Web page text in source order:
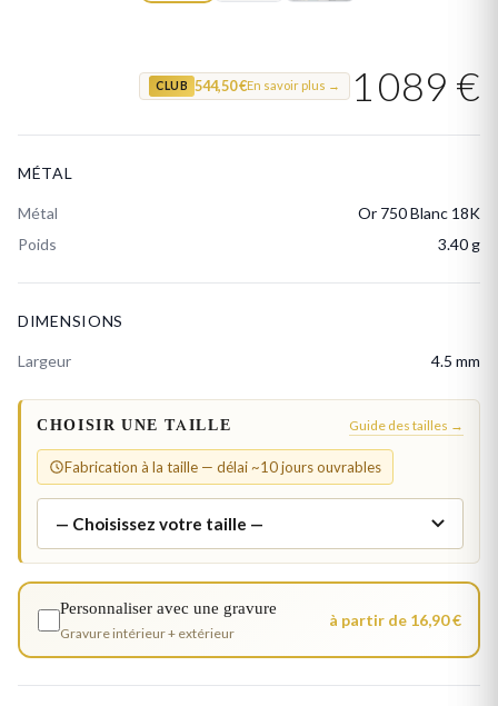
CLUB 544,50 €En savoir plus → 1 089 €
MÉTAL
Métal
Or 750 Blanc 18K
Poids
3.40 g
DIMENSIONS
Largeur 4.5 mm
CHOISIR UNE TAILLE Guide des tailles →
Fabrication à la taille — délai ~10 jours ouvrables
Personnaliser avec une gravure
Gravure intérieur + extérieur
à partir de 16,90 €